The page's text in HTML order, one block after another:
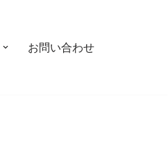
お問い合わせ